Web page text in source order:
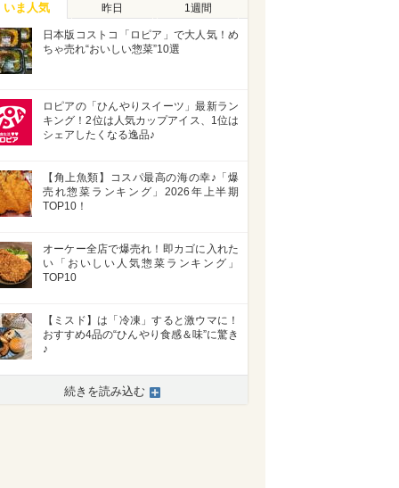
いま人気 昨日 1週間
日本版コストコ「ロピア」で大人気！め
ちゃ売れ“おいしい惣菜”10選
ロピアの「ひんやりスイーツ」最新ラン
キング！2位は人気カップアイス、1位は
シェアしたくなる逸品♪
【角上魚類】コスパ最高の海の幸♪「爆
売れ惣菜ランキング」2026年上半期
TOP10！
オーケー全店で爆売れ！即カゴに入れた
い「おいしい人気惣菜ランキング」
TOP10
【ミスド】は「冷凍」すると激ウマに！
おすすめ4品の“ひんやり食感＆味”に驚き
♪
続きを読み込む